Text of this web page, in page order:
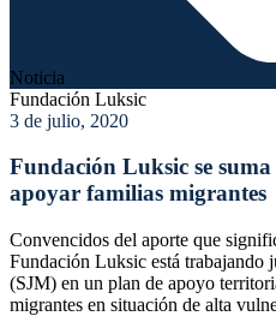
Noticia
Fundación Luksic
3 de julio, 2020
Fundación Luksic se
apoyar familias migrantes
Convencidos del aporte que
Fundación Luksic está trabajando
(SJM) en un plan de apoyo
migrantes en situación de alta